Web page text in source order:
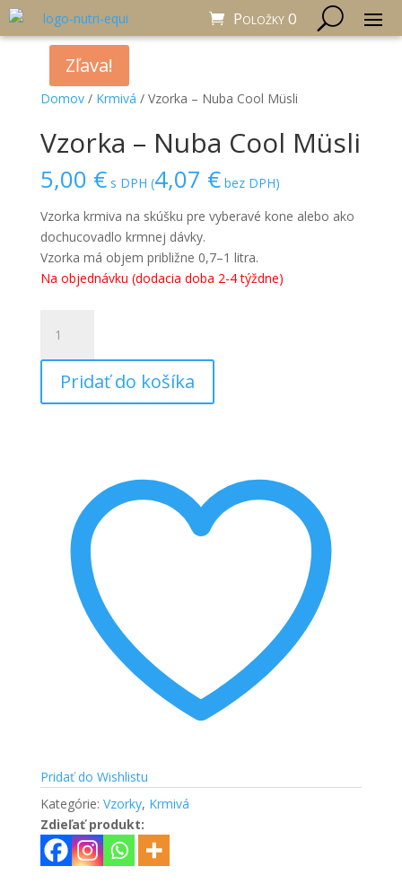
Položky 0
Domov/ Krmivá / Vzorka – Nuba Cool Müsli
Vzorka – Nuba Cool Müsli
5,00 € s DPH (4,07 €bez DPH)
Vzorka krmiva na skúšku pre vyberavé kone alebo ako
dochucovadlo krmnej dávky.
Vzorka má objem približne 0,7–1 litra.
Na objednávku (dodacia doba 2-4 týždne)
Vzorka
-
Nuba
Cool
Pridať do košíka
Pridať do Wishlistu
Kategórie: Vzorky, Krmivá
Zdieľať produkt:
Zľava!